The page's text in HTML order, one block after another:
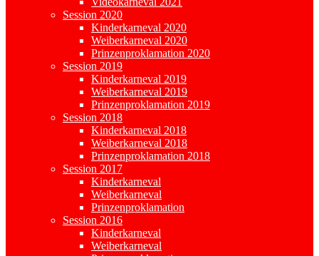
Session 2020
Kinderkarneval 2020
Weiberkarneval 2020
Prinzenproklamation 2020
Session 2019
Kinderkarneval 2019
Weiberkarneval 2019
Prinzenproklamation 2019
Session 2018
Kinderkarneval 2018
Weiberkarneval 2018
Prinzenproklamation 2018
Session 2017
Kinderkarneval
Weiberkarneval
Prinzenproklamation
Session 2016
Kinderkarneval
Weiberkarneval